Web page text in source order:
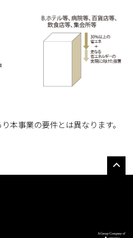
本事業の要件とは異なります。